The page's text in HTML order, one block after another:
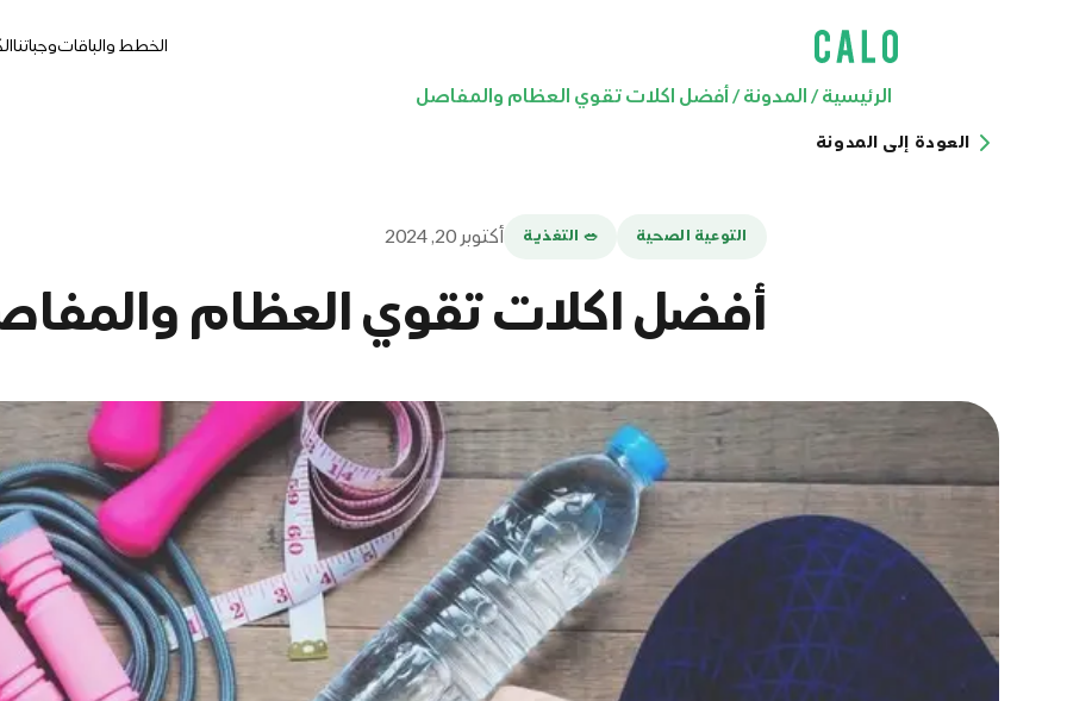
الخطط والباقاتوجباتنا
الرئيسية/ المدونة/ أفضل اكلات تقوي العظام والمفاصل
العودة إلى المدونة
التوعية الصحية 🥗 التغذية أكتوبر 20, 2024
أفضل اكلات تقوي العظام